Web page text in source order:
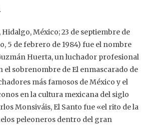
México; 23 de septiembre de
5 de febrero de 1984) fue el nombre
Huerta, un luchador profesional
el sobrenombre de El enmascarado de
más famosos de México y el
en la cultura mexicana del siglo
Monsiváis, El Santo fue «el rito de la
peleoneros dentro del gran